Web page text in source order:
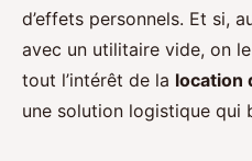
d’effets personnels. Et si,
avec un utilitaire vide, on
tout l’intérêt de la location
une solution logistique qui